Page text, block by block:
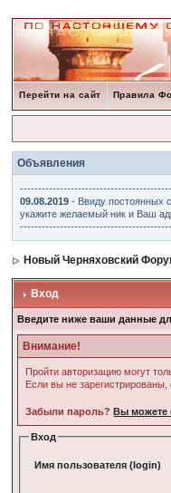
Перейти на сайт Правила
Объявления
09.08.2019 - Ввиду постоянных
укажите желаемый ник и Ваш
Новый Черняховский
Вход
Введите ниже ваши данные
Внимание!
Пройти авторизацию могут
Если вы не
Забыли пароль?Вы можете
Вход
Имя пользователя (login)